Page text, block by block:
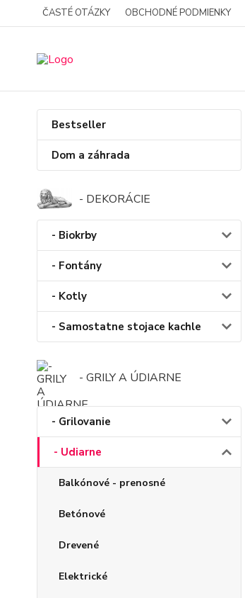
ČASTÉ OTÁZKY OBCHODNÉ PODMIENKY
Bestseller
Dom a záhrada
- DEKORÁCIE
- Biokrby
- Fontány
- Kotly
- Samostatne stojace kachle
- GRILY A ÚDIARNE
- Grilovanie
- Udiarne
Balkónové - prenosné
Betónové
Drevené
Elektrické